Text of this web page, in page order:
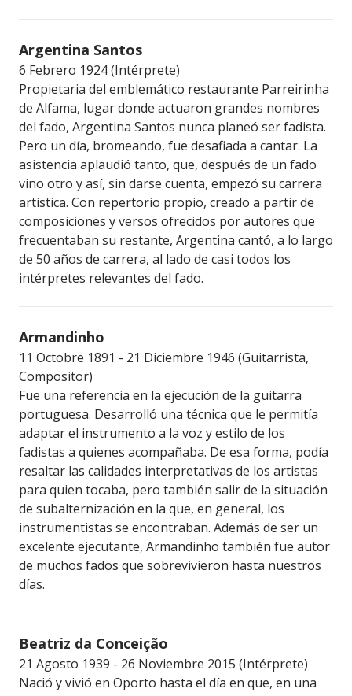
Argentina Santos
6 Febrero 1924 (Intérprete)
Propietaria del emblemático restaurante Parreirinha
de Alfama, lugar donde actuaron grandes nombres
del fado, Argentina Santos nunca planeó ser fadista.
Pero un día, bromeando, fue desafiada a cantar. La
asistencia aplaudió tanto, que, después de un fado
vino otro y así, sin darse cuenta, empezó su carrera
artística. Con repertorio propio, creado a partir de
composiciones y versos ofrecidos por autores que
frecuentaban su restante, Argentina cantó, a lo largo
de 50 años de carrera, al lado de casi todos los
intérpretes relevantes del fado.
Armandinho
11 Octobre 1891 - 21 Diciembre 1946 (Guitarrista,
Compositor)
Fue una referencia en la ejecución de la guitarra
portuguesa. Desarrolló una técnica que le permitía
adaptar el instrumento a la voz y estilo de los
fadistas a quienes acompañaba. De esa forma, podía
resaltar las calidades interpretativas de los artistas
para quien tocaba, pero también salir de la situación
de subalternización en la que, en general, los
instrumentistas se encontraban. Además de ser un
excelente ejecutante, Armandinho también fue autor
de muchos fados que sobrevivieron hasta nuestros
días.
Beatriz da Conceição
21 Agosto 1939 - 26 Noviembre 2015 (Intérprete)
Nació y vivió en Oporto hasta el día en que, en una